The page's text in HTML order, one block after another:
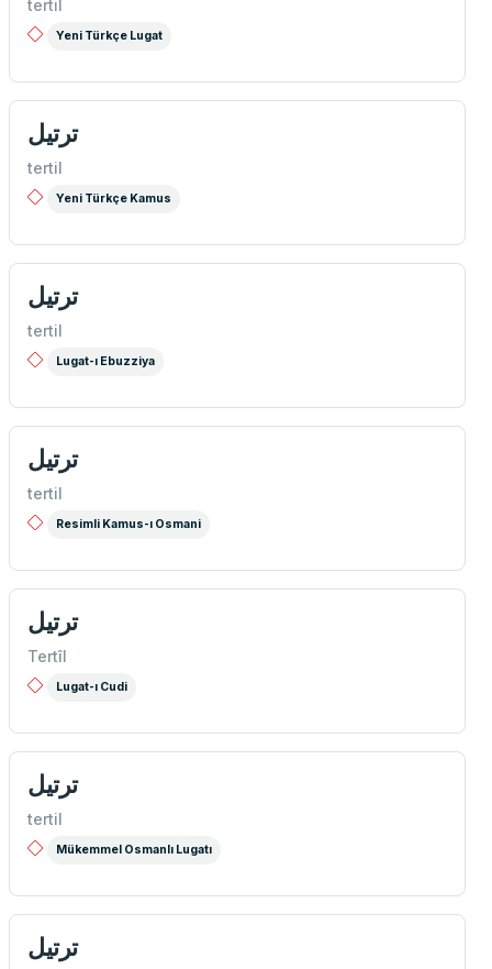
tertil
Yeni Türkçe Lugat
ترتیل
tertil
Yeni Türkçe Kamus
ترتيل
tertil
Lugat-ı Ebuzziya
ترتیل
tertil
Resimli Kamus-ı Osmani
ترتيل
Tertîl
Lugat-ı Cudi
ترتيل
tertil
Mükemmel Osmanlı Lugatı
ترتيل